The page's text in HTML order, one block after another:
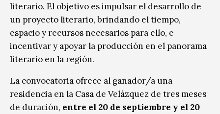
literario. El objetivo es impulsar el desarrollo de
un proyecto literario, brindando el tiempo,
espacio y recursos necesarios para ello, e
incentivar y apoyar la producción en el panorama
literario en la región.
La convocatoria ofrece al ganador/a una
residencia en la Casa de Velázquez de tres meses
de duración, entre el 20 de septiembre y el 20